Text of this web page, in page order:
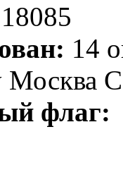
18085
14
Москва
флаг: